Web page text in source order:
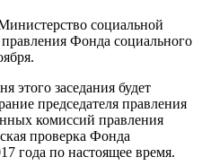
социальной
Фонда социального
этого заседания будет
председателя правления
комиссий правления
проверка Фонда
года по настоящее время.